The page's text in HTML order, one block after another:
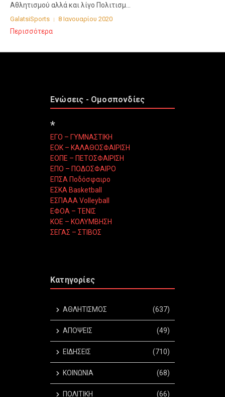
Αθλητισμού αλλά και λίγο Πολιτισμ...
GalatsiSports 8 Ιανουαρίου 2020
Περισσότερα
Ενώσεις - Ομοσπονδίες
*
ΕΓΟ – ΓΥΜΝΑΣΤΙΚΗ
ΕΟΚ – ΚΑΛΑΘΟΣΦΑΙΡΙΣΗ
ΕΟΠΕ – ΠΕΤΟΣΦΑΙΡΙΣΗ
ΕΠΟ – ΠΟΔΟΣΦΑΙΡΟ
ΕΠΣΑ Ποδόσφαιρο
ΕΣΚΑ Basketball
ΕΣΠΑΑΑ Volleyball
ΕΦΟΑ – ΤΕΝΙΣ
ΚΟΕ – ΚΟΛΥΜΒΗΣΗ
ΣΕΓΑΣ – ΣΤΙΒΟΣ
Κατηγορίες
ΑΘΛΗΤΙΣΜΟΣ (637)
ΑΠΟΨΕΙΣ (49)
ΕΙΔΗΣΕΙΣ (710)
ΚΟΙΝΩΝΙΑ (68)
ΠΟΛΙΤΙΚΗ (66)